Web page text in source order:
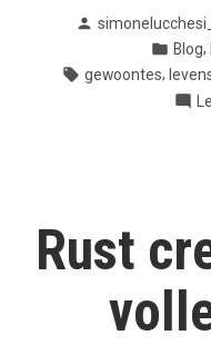
stille
van
onze
Posted
in
Blog,
Tags:
gewoontes,
Rust